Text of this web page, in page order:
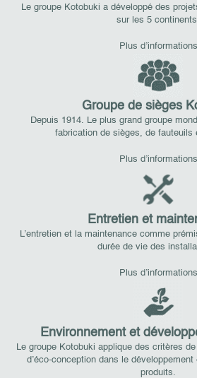
Le groupe Kotobuki a développé des
sur les 5
Plus d’informations
Groupe de sièges
Depuis 1914. Le plus grand groupe
fabrication de sièges, de fauteuils
Plus d’informations
Entretien et
L’entretien et la maintenance comme
durée de vie des
Plus d’informations
Environnement et
Le groupe Kotobuki applique des critères
d’éco-conception dans le
produits.